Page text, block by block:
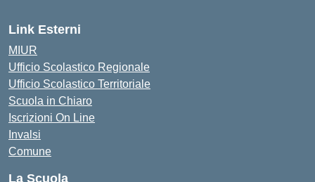
Link Esterni
MIUR
Ufficio Scolastico Regionale
Ufficio Scolastico Territoriale
Scuola in Chiaro
Iscrizioni On Line
Invalsi
Comune
La Scuola